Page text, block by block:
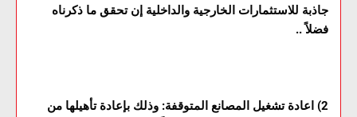
جاذبة للاستثمارات الخارجية والداخلية إن تحقق ما ذكرناه
فضلاً ..
2) اعادة تشغيل المصانع المتوقفة: وذلك بإعادة تأهيلها من